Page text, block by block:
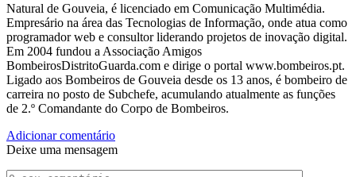
Natural de Gouveia, é licenciado em Comunicação Multimédia.
Empresário na área das Tecnologias de Informação, onde atua como
programador web e consultor liderando projetos de inovação digital.
Em 2004 fundou a Associação Amigos
BombeirosDistritoGuarda.com e dirige o portal www.bombeiros.pt.
Ligado aos Bombeiros de Gouveia desde os 13 anos, é bombeiro de
carreira no posto de Subchefe, acumulando atualmente as funções
de 2.º Comandante do Corpo de Bombeiros.
Adicionar comentário
Deixe uma mensagem